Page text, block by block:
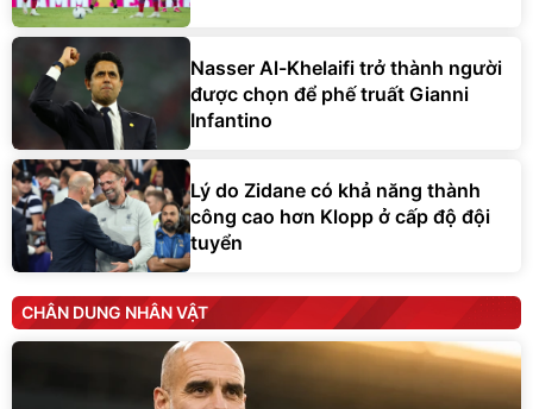
Nasser Al-Khelaifi trở thành người
được chọn để phế truất Gianni
Infantino
Lý do Zidane có khả năng thành
công cao hơn Klopp ở cấp độ đội
tuyển
CHÂN DUNG NHÂN VẬT